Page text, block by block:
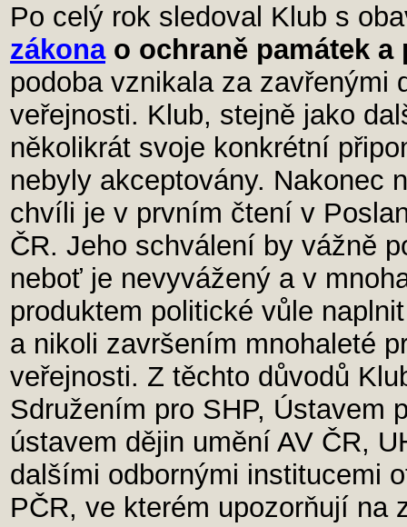
Po celý rok sledoval Klub s
zákonao ochraně památek a
podoba vznikala za zavřenými
veřejnosti. Klub, stejně jako
několikrát svoje konkrétní
nebyly akceptovány. Nakonec
chvíli je v prvním čtení v
ČR. Jeho schválení by vážně
neboť je nevyvážený a v
produktem politické vůle
a nikoli završením mnohaleté
veřejnosti. Z těchto důvodů
Sdružením pro SHP, Ústavem
ústavem dějin umění AV ČR,
dalšími odbornými institucemi
PČR, ve kterém upozorňují na